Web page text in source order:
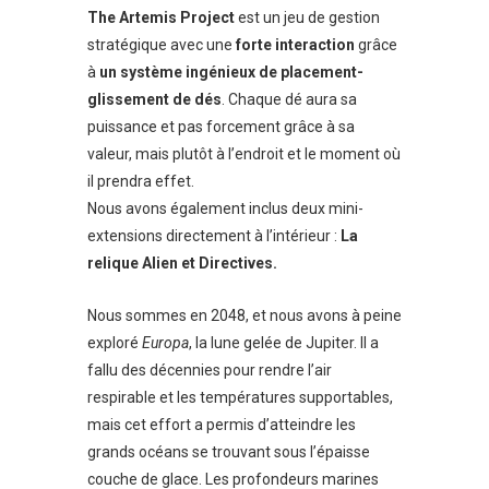
The Artemis Projectest un jeu de gestion
stratégique avec une forte interaction grâce
à un système ingénieux de placement-
glissement de dés. Chaque dé aura sa
puissance et pas forcement grâce à sa
valeur, mais plutôt à l’endroit et le moment où
il prendra effet.
Nous avons également inclus deux mini-
extensions directement à l’intérieur : La
reliqueAlien et Directives.
Nous sommes en 2048, et nous avons à peine
exploré Europa, la lune gelée de Jupiter. Il a
fallu des décennies pour rendre l’air
respirable et les températures supportables,
mais cet effort a permis d’atteindre les
grands océans se trouvant sous l’épaisse
couche de glace. Les profondeurs marines